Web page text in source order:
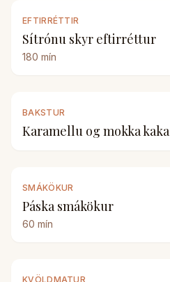
EFTIRRÉTTIR
Sítrónu skyr eftirréttur
180 mín
BAKSTUR
Karamellu og mokka kaka
SMÁKÖKUR
Páska smákökur
60 mín
KVÖLDMATUR